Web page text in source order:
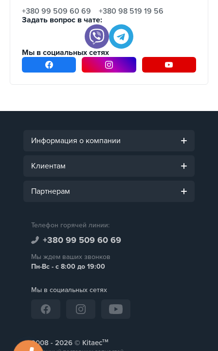
+380 99 509 60 69
+380 98 519 19 56
Задать вопрос в чате:
Мы в социальных сетях
Информация о компании
Клиентам
Партнерам
Телефон горячей линии:
+380 99 509 60 69
Мы ждем ваших звонков
Пн-Вс - с 8:00 до 19:00
Мы в социальных сетях
2008 - © Kitaecтм